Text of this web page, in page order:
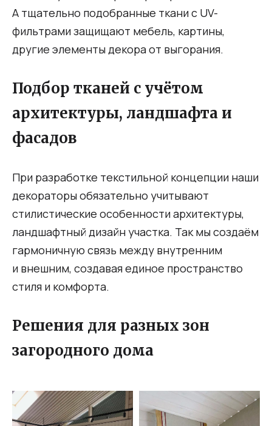
А тщательно подобранные ткани с UV-
фильтрами защищают мебель, картины,
другие элементы декора от выгорания.
Подбор тканей с учётом
архитектуры, ландшафта и
фасадов
При разработке текстильной концепции наши
декораторы обязательно учитывают
стилистические особенности архитектуры,
ландшафтный дизайн участка. Так мы создаём
гармоничную связь между внутренним
и внешним, создавая единое пространство
стиля и комфорта.
Решения для разных зон
загородного дома